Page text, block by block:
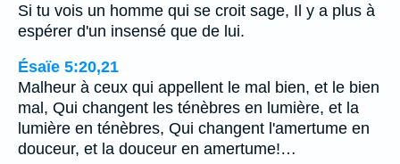
Si tu vois un homme qui se croit sage, Il y a plus à
espérer d'un insensé que de lui.
Ésaïe 5:20,21
Malheur à ceux qui appellent le mal bien, et le bien
mal, Qui changent les ténèbres en lumière, et la
lumière en ténèbres, Qui changent l'amertume en
douceur, et la douceur en amertume!…